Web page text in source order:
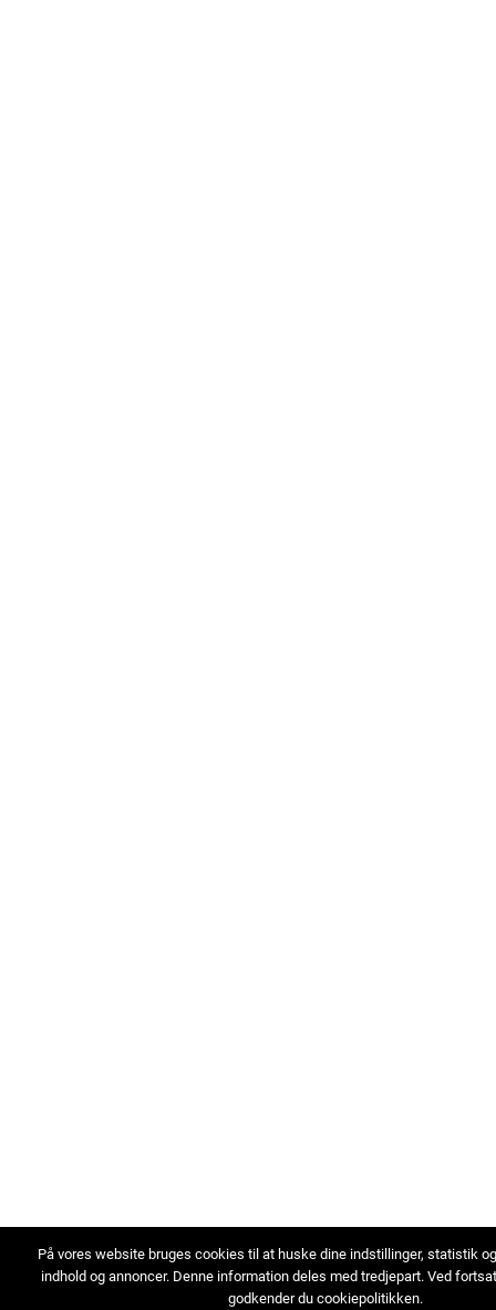
På vores website bruges cookies til at huske dine indstillinger, statistik
indhold og annoncer. Denne information deles med tredjepart. Ved
godkender du cookiepolitikken.